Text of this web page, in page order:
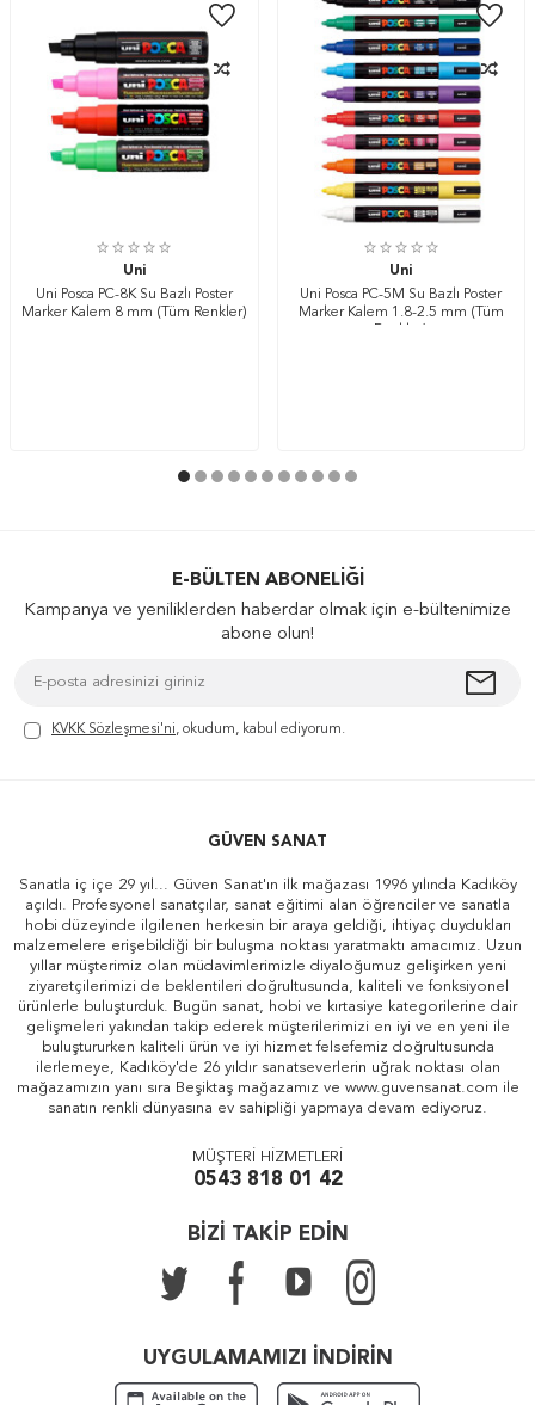
Uni
Uni Posca PC-8K Su Bazlı Poster
Marker Kalem 8 mm (Tüm Renkler)
Uni
Uni Posca PC-5M Su Bazlı Poster
Marker Kalem 1.8-2.5 mm (Tüm
E-BÜLTEN ABONELIĞI
Kampanya ve yeniliklerden haberdar olmak için e-bültenimize
abone olun!
KVKK Sözleşmesi'ni, okudum, kabul ediyorum.
GÜVEN SANAT
Sanatla iç içe 29 yıl... Güven Sanat'ın ilk mağazası 1996 yılında Kadıköy
açıldı. Profesyonel sanatçılar, sanat eğitimi alan öğrenciler ve sanatla
hobi düzeyinde ilgilenen herkesin bir araya geldiği, ihtiyaç duydukları
malzemelere erişebildiği bir buluşma noktası yaratmaktı amacımız. Uzun
yıllar müşterimiz olan müdavimlerimizle diyaloğumuz gelişirken yeni
ziyaretçilerimizi de beklentileri doğrultusunda, kaliteli ve fonksiyonel
ürünlerle buluşturduk. Bugün sanat, hobi ve kırtasiye kategorilerine dair
gelişmeleri yakından takip ederek müşterilerimizi en iyi ve en yeni ile
buluştururken kaliteli ürün ve iyi hizmet felsefemiz doğrultusunda
ilerlemeye, Kadıköy'de 26 yıldır sanatseverlerin uğrak noktası olan
mağazamızın yanı sıra Beşiktaş mağazamız ve www.guvensanat.com ile
sanatın renkli dünyasına ev sahipliği yapmaya devam ediyoruz.
MÜŞTERİ HİZMETLERİ
0543 818 01 42
BİZİ TAKİP EDİN
UYGULAMAMIZI İNDİRİN